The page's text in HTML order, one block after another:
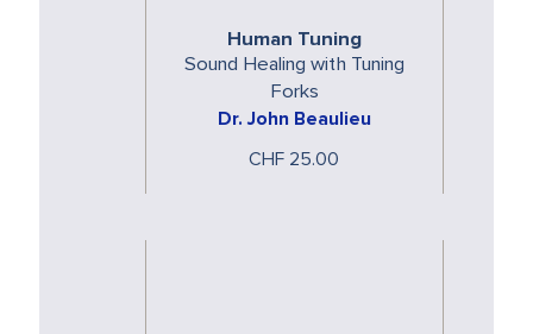
Human Tuning
Sound Healing with Tuning
Forks
Dr. John Beaulieu
CHF 25.00